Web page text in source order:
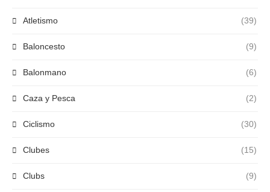
Atletismo (39)
Baloncesto (9)
Balonmano (6)
Caza y Pesca (2)
Ciclismo (30)
Clubes (15)
Clubs (9)